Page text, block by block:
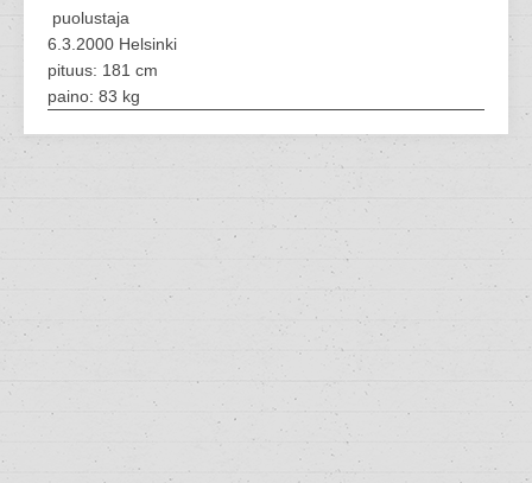
puolustaja
6.3.2000 Helsinki
pituus: 181 cm
paino: 83 kg